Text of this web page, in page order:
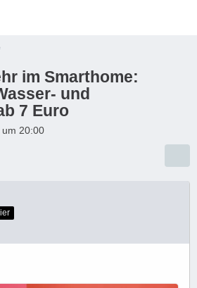
im Smarthome:
und
7 Euro
20:00